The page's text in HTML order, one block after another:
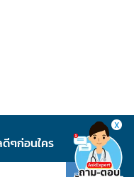
ดีๆก่อนใคร
X